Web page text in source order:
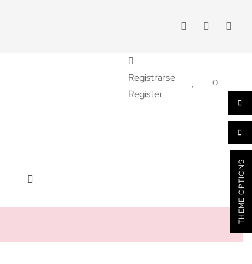
Registrarse
Register
0
THEME OPTIONS